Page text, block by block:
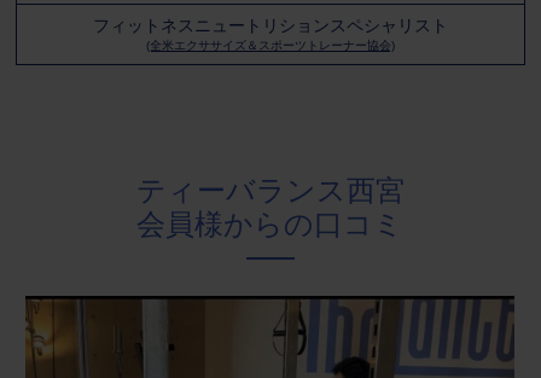
フィットネスニュートリションスペシャリスト
(全米エクササイズ＆スポーツトレーナー協会)
ティーバランス西宮
会員様からの口コミ